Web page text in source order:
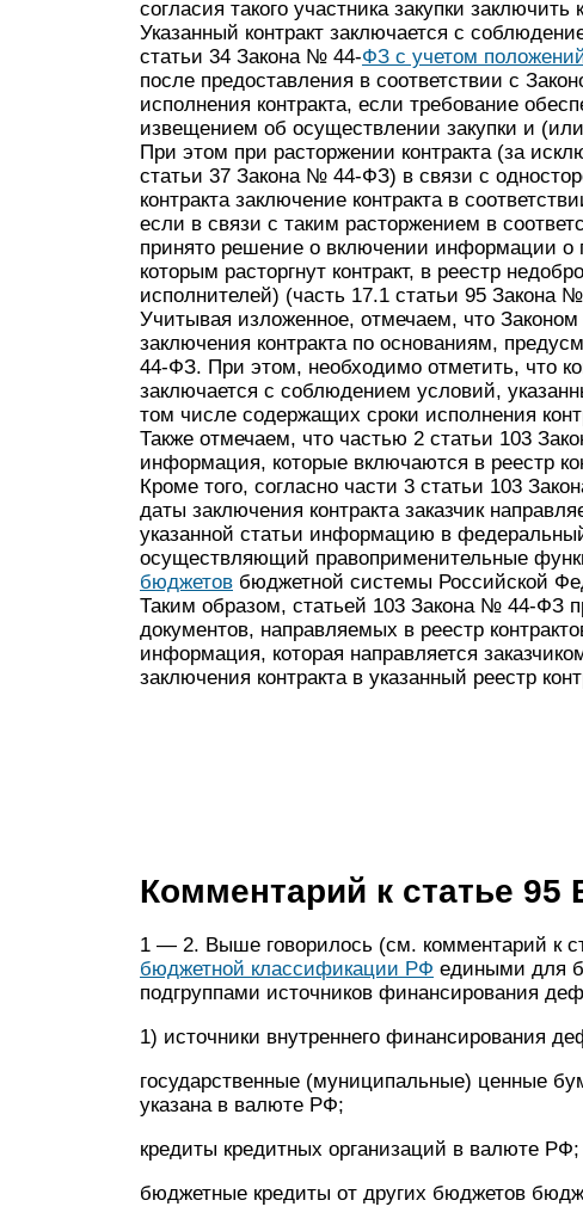
согласия такого участника закупки заключить
Указанный контракт заключается с
статьи 34 Закона № 44-ФЗ с учетом
после предоставления в соответствии с
исполнения контракта, если требование
извещением об осуществлении закупки и
При этом при расторжении контракта (за
статьи 37 Закона № 44-ФЗ) в связи с
контракта заключение контракта в
если в связи с таким расторжением в
принято решение о включении информации о
которым расторгнут контракт, в реестр
исполнителей) (часть 17.1 статьи 95 Закона
Учитывая изложенное, отмечаем, что
заключения контракта по основаниям,
44-ФЗ. При этом, необходимо отметить, что
заключается с соблюдением условий,
том числе содержащих сроки исполнения
Также отмечаем, что частью 2 статьи 103
информация, которые включаются в реестр
Кроме того, согласно части 3 статьи 103
даты заключения контракта заказчик
указанной статьи информацию в
осуществляющий правоприменительные
бюджетов бюджетной системы Российской
Таким образом, статьей 103 Закона № 44-ФЗ
документов, направляемых в реестр
информация, которая направляется
заключения контракта в указанный реестр
Комментарий к статье 95
1 — 2. Выше говорилось (см. комментарий к
бюджетной классификации РФ едиными для
подгруппами источников финансирования
1) источники внутреннего финансирования
государственные (муниципальные) ценные
указана в валюте РФ;
кредиты кредитных организаций в валюте РФ;
бюджетные кредиты от других бюджетов